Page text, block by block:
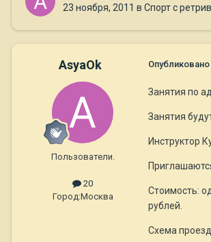
23 ноября, 2011 в Спорт с
AsyaOk
Пользователи.
20
Город:Москва
Опубликовано
Занятия по
Занятия
Инструктор
Стоимость:
рублей.
Схема